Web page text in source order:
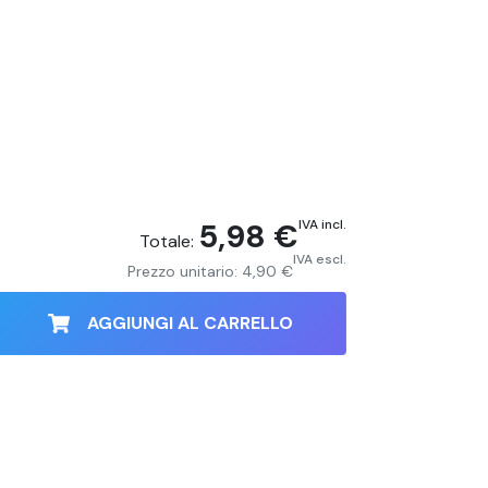
Totale: 5,98 €IVA incl.
Prezzo unitario: 4,90 €
IVA escl.
AGGIUNGI AL CARRELLO